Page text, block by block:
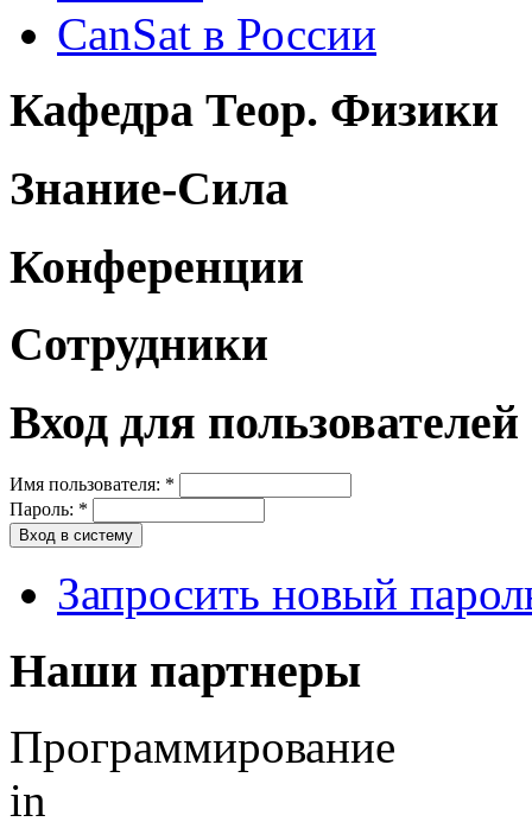
CanSat в России
Кафедра Теор. Физики
Знание-Сила
Конференции
Сотрудники
Вход для пользователей
Имя пользователя: *
Пароль: *
Запросить новый
Наши партнеры
Программирование
in